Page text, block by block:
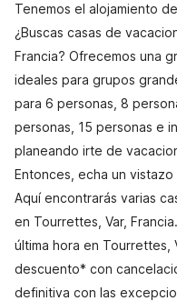
Tenemos el alojamiento
¿Buscas casas de
Francia? Ofrecemos una
ideales para grupos
para 6 personas, 8
personas, 15 personas e
planeando irte de
Entonces, echa un
Aquí encontrarás varias
en Tourrettes, Var,
última hora en Tourrettes,
descuento* con
definitiva con las